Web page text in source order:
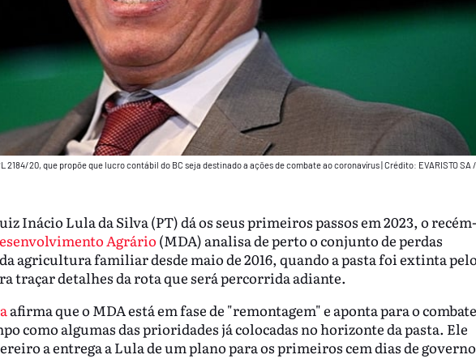
2184/20, que propõe que lucro contábil do BC seja destinado a ações de combate ao coronavírus|Crédito: EVARISTO SA
Inácio Lula da Silva (PT) dá os seus primeiros passos em 2023, o recém-
Agrário (MDA) analisa de perto o conjunto de perdas
agricultura familiar desde maio de 2016, quando a pasta foi extinta pelo
traçar detalhes da rota que será percorrida adiante.
afirma que o MDA está em fase de "remontagem" e aponta para o
como algumas das prioridades já colocadas no horizonte da pasta. Ele
a entrega a Lula de um plano para os primeiros cem dias de